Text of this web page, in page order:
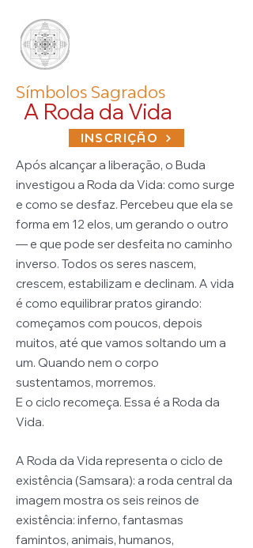
Símbolos Sagrados
A Roda da Vida
INSCRIÇÃO
Após alcançar a liberação, o Buda
investigou a Roda da Vida: como surge
e como se desfaz. Percebeu que ela se
forma em 12 elos, um gerando o outro
— e que pode ser desfeita no caminho
inverso. Todos os seres nascem,
crescem, estabilizam e declinam. A vida
é como equilibrar pratos girando:
começamos com poucos, depois
muitos, até que vamos soltando um a
um. Quando nem o corpo
sustentamos, morremos.
E o ciclo recomeça. Essa é a Roda da
Vida.
A Roda da Vida representa o ciclo de
existência (Samsara): a roda central da
imagem mostra os seis reinos de
existência: inferno, fantasmas
famintos, animais, humanos,